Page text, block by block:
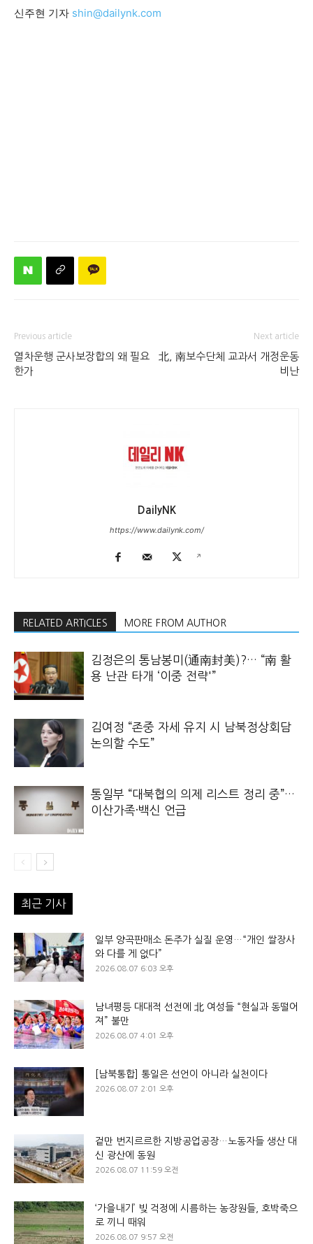
신주현 기자 shin@dailynk.com
Previous article
열차운행 군사보장합의 왜 필요
한가
Next article
北, 南보수단체 교과서 개정운동
비난
DailyNK
https://www.dailynk.com/
RELATED ARTICLES MORE FROM AUTHOR
김정은의 통남봉미(通南封美)?… “南 활
용 난관 타개 ‘이중 전략'”
김여정 “존중 자세 유지 시 남북정상회담
논의할 수도”
통일부 “대북협의 의제 리스트 정리 중”…
이산가족·백신 언급
최근 기사
일부 양곡판매소 돈주가 실질 운영…“개인 쌀장사
와 다를 게 없다”
2026.08.07 6:03 오후
남녀평등 대대적 선전에 北 여성들 “현실과 동떨어
져” 불만
2026.08.07 4:01 오후
[남북통합] 통일은 선언이 아니라 실천이다
2026.08.07 2:01 오후
겉만 번지르르한 지방공업공장…노동자들 생산 대
신 광산에 동원
2026.08.07 11:59 오전
‘가을내기’ 빚 걱정에 시름하는 농장원들, 호박죽으
로 끼니 때워
2026.08.07 9:57 오전